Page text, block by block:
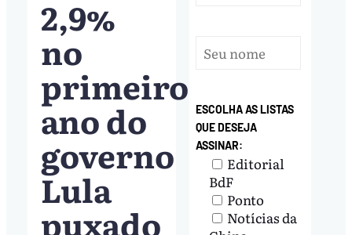
2,9%
no
primeiro
ano do
governo
Lula
puxado
ESCOLHA AS LISTAS
QUE DESEJA
ASSINAR:
Editorial
BdF
Ponto
Notícias da